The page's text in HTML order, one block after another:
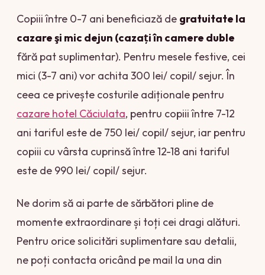
Copiii între 0-7 ani beneficiază de gratuitate la
cazare şi mic dejun (cazaţi în camere duble
fără pat suplimentar). Pentru mesele festive, cei
mici (3-7 ani) vor achita 300 lei/ copil/ sejur. În
ceea ce privește costurile adiționale pentru
cazare hotel Căciulata, pentru copiii între 7-12
ani tariful este de 750 lei/ copil/ sejur, iar pentru
copiii cu vârsta cuprinsă între 12-18 ani tariful
este de 990 lei/ copil/ sejur.
Ne dorim să ai parte de sărbători pline de
momente extraordinare și toți cei dragi alături.
Pentru orice solicitări suplimentare sau detalii,
ne poți contacta oricând pe mail la una din